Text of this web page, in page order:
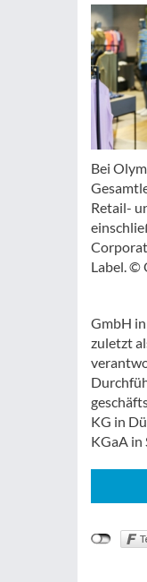
Bei
Retail-
Label. ©
GmbH
zuletzt
KG in
KGaA in